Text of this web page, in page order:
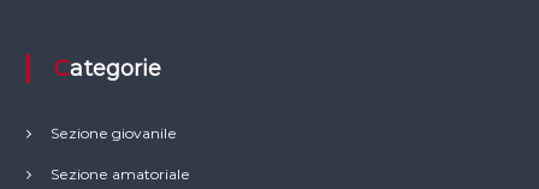
Categorie
Sezione giovanile
Sezione amatoriale